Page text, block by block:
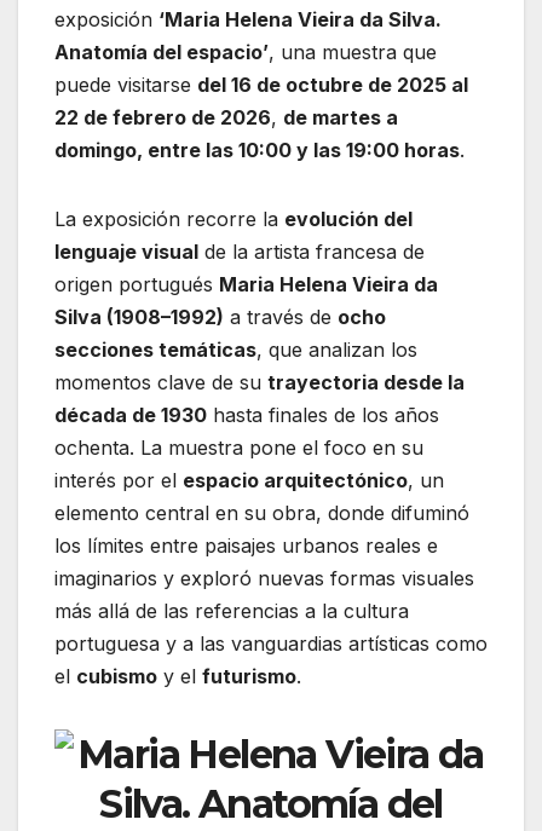
exposición ‘Maria Helena Vieira da Silva.
Anatomía del espacio’, una muestra que
puede visitarse del 16 de octubre de 2025 al
22 de febrero de 2026, de martes a
domingo, entre las 10:00 y las 19:00 horas.
La exposición recorre la evolución del
lenguaje visual de la artista francesa de
origen portugués Maria Helena Vieira da
Silva (1908–1992) a través de ocho
secciones temáticas, que analizan los
momentos clave de su trayectoria desde la
década de 1930 hasta finales de los años
ochenta. La muestra pone el foco en su
interés por el espacio arquitectónico, un
elemento central en su obra, donde difuminó
los límites entre paisajes urbanos reales e
imaginarios y exploró nuevas formas visuales
más allá de las referencias a la cultura
portuguesa y a las vanguardias artísticas como
el cubismo y el futurismo.